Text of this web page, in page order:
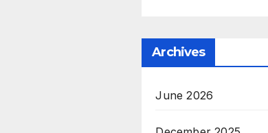
Archives
June 2026